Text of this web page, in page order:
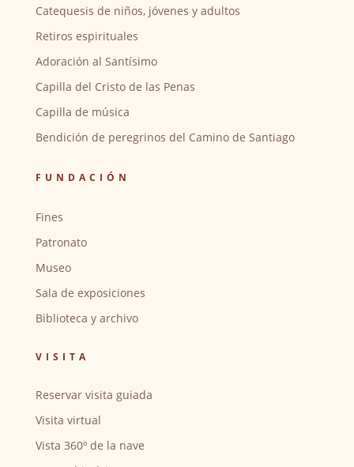
Catequesis de niños, jóvenes y adultos
Retiros espirituales
Adoración al Santísimo
Capilla del Cristo de las Penas
Capilla de música
Bendición de peregrinos del Camino de Santiago
FUNDACIÓN
Fines
Patronato
Museo
Sala de exposiciones
Biblioteca y archivo
VISITA
Reservar visita guiada
Visita virtual
Vista 360º de la nave